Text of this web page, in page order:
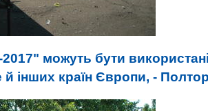
можуть бути
й інших країн Європи, -